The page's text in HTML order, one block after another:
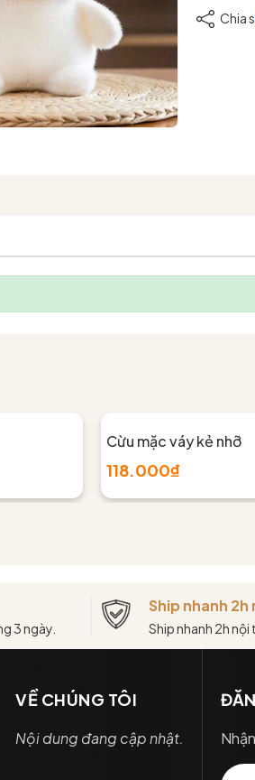
Chia
Cừu mặc váy kẻ nhỡ
118.000₫
3 ngày.
Ship nhanh 2h
Ship nhanh 2h nội
VỀ CHÚNG TÔI
Nội dung đang cập nhật.